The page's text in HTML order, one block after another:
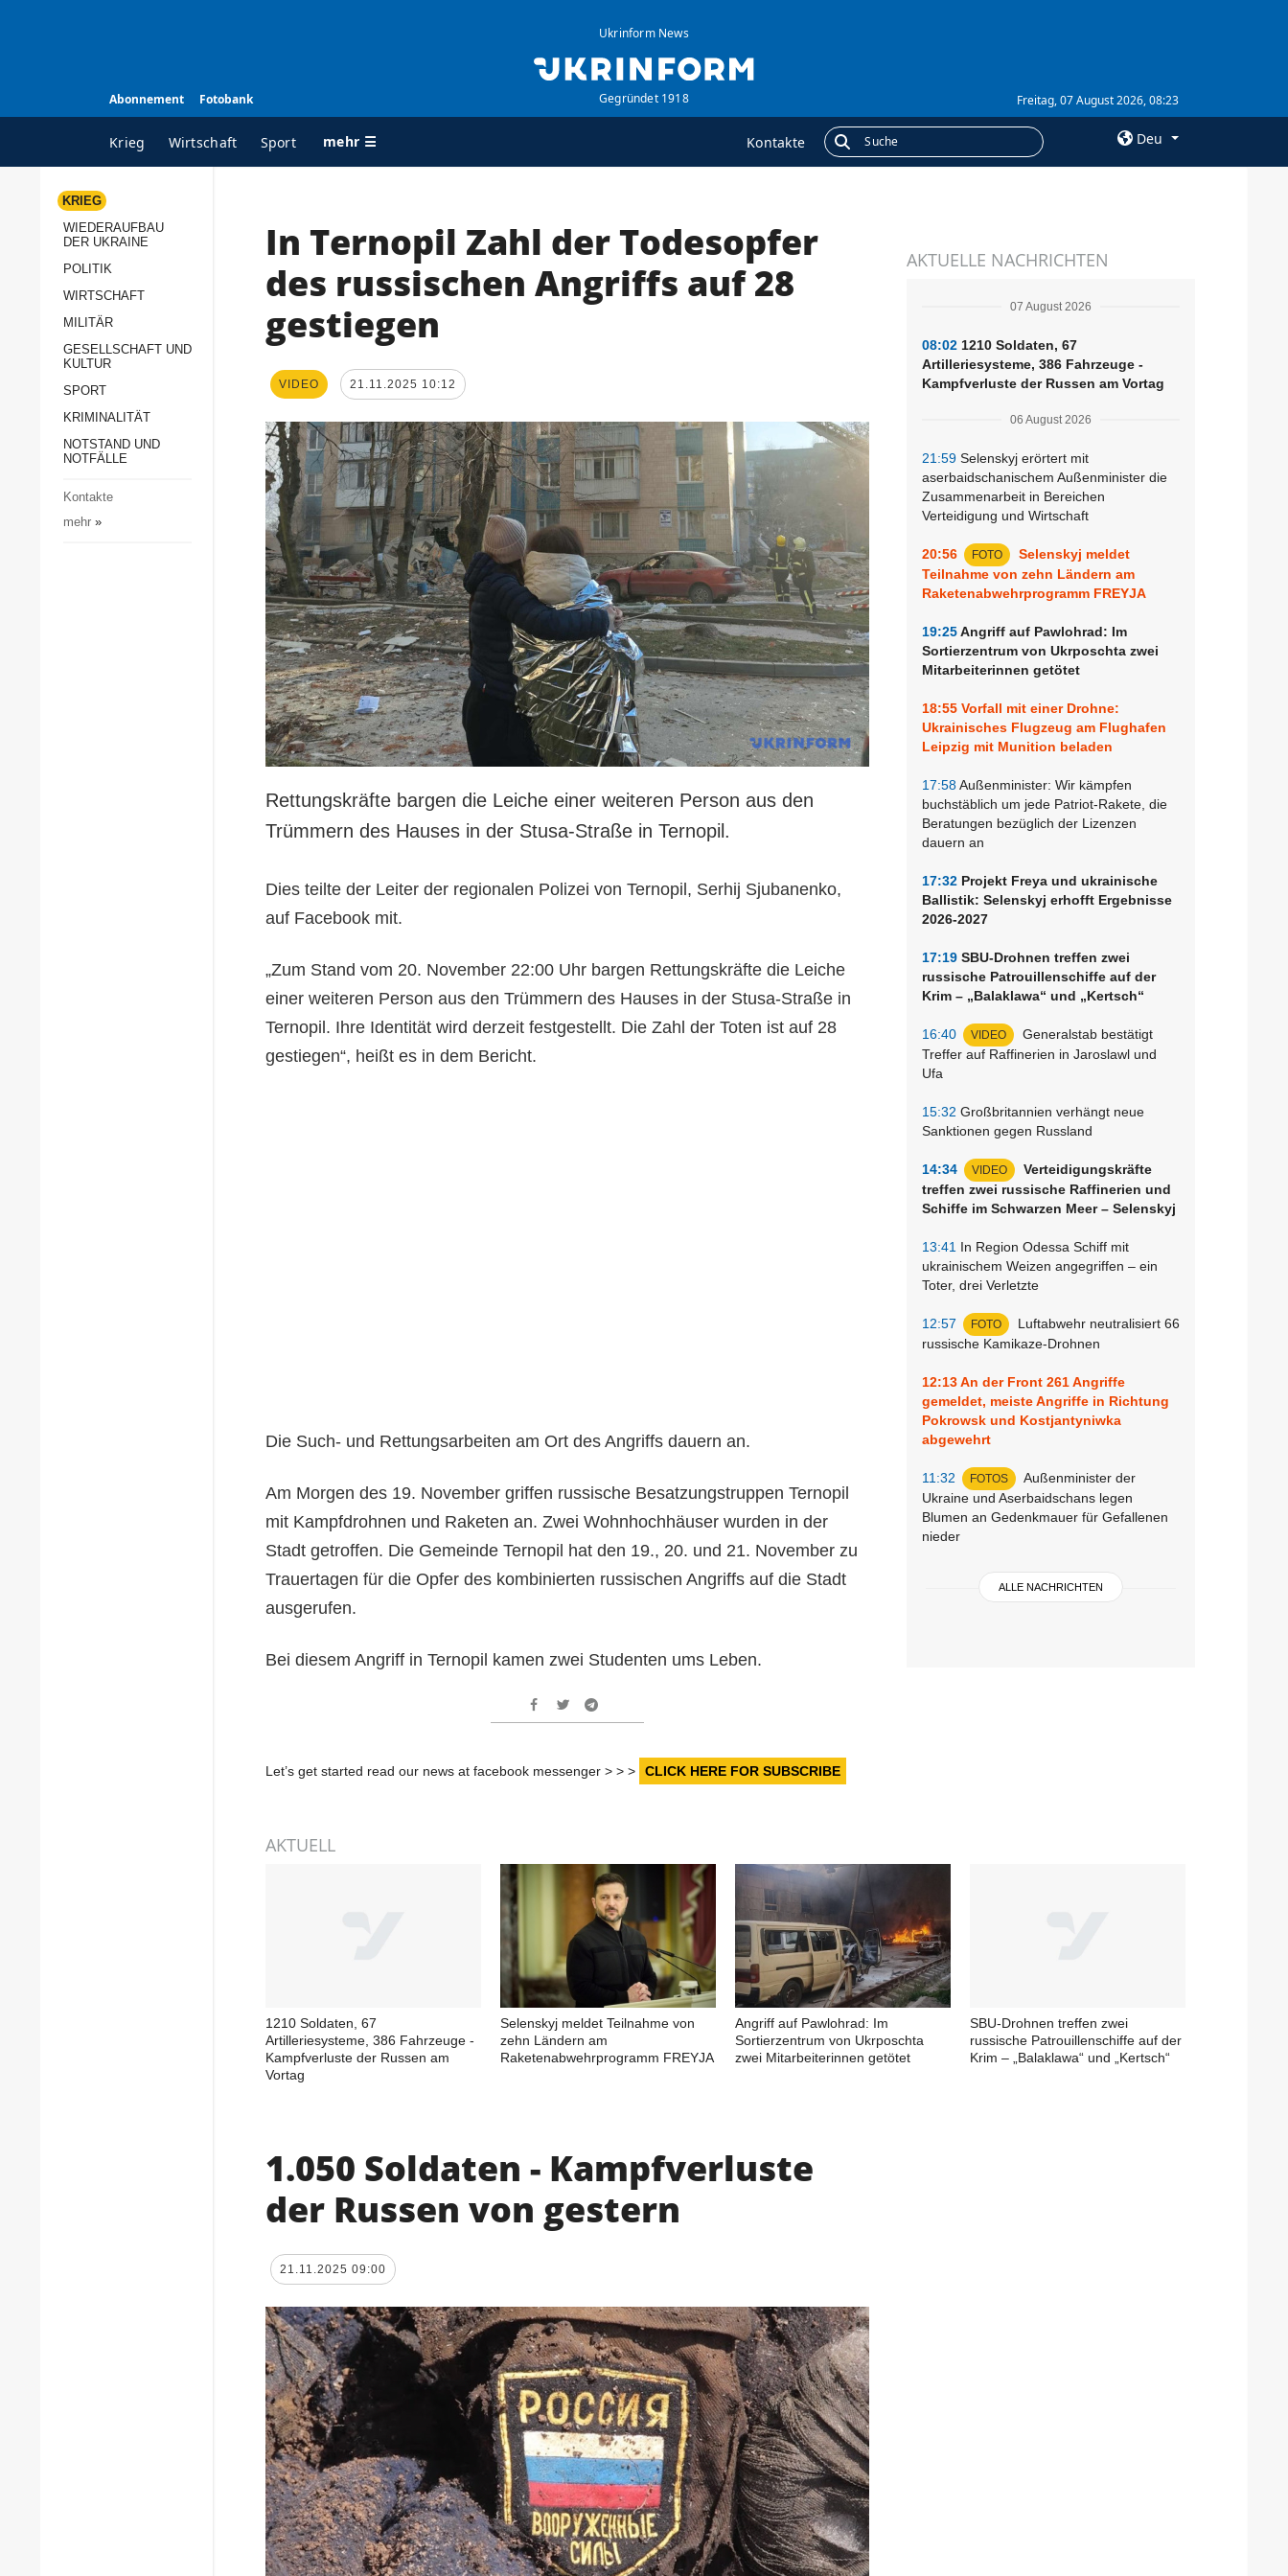
Abonnement Fotobank
Ukrinform News
Gegründet 1918 Freitag, 07 August 2026, 08:23
Krieg Wirtschaft Sport mehr ☰ Kontakte Deu
ALLE RUBRIKEN
Wiederaufbau der
Politik
Militär
Gesellschaft und Kultur
Notstand und Notfälle
AGENTUR
Über uns
Kontakte
services
und zum Schutz
personenbezogener
Daten
ZUSÄTZLICH
Veröffentlichungen
Interview
Abonnement
KRIEG
WIEDERAUFBAU
DER UKRAINE
POLITIK
WIRTSCHAFT
MILITÄR
GESELLSCHAFT UND
KULTUR
SPORT
KRIMINALITÄT
NOTSTAND UND
NOTFÄLLE
Kontakte
mehr»
AKTUELLE NACHRICHTEN
07 August 2026
08:02 1210 Soldaten, 67
Artilleriesysteme, 386 Fahrzeuge -
Kampfverluste der Russen am Vortag
06 August 2026
21:59 Selenskyj erörtert mit
aserbaidschanischem Außenminister die
Zusammenarbeit in Bereichen
Verteidigung und Wirtschaft
20:56 FOTO
Selenskyj meldet
Teilnahme von zehn Ländern am
Raketenabwehrprogramm FREYJA
19:25Angriff auf Pawlohrad: Im
Sortierzentrum von Ukrposchta zwei
Mitarbeiterinnen getötet
18:55 Vorfall mit einer Drohne:
Ukrainisches Flugzeug am Flughafen
Leipzig mit Munition beladen
17:58Außenminister: Wir kämpfen
buchstäblich um jede Patriot-Rakete, die
Beratungen bezüglich der Lizenzen
dauern an
17:32 Projekt Freya und ukrainische
Ballistik: Selenskyj erhofft Ergebnisse
2026-2027
17:19 SBU-Drohnen treffen zwei
russische Patrouillenschiffe auf der
Krim – „Balaklawa“ und „Kertsch“
16:40 VIDEO
Generalstab bestätigt
Treffer auf Raffinerien in Jaroslawl und
Ufa
15:32 Großbritannien verhängt neue
Sanktionen gegen Russland
14:34 VIDEO
Verteidigungskräfte
treffen zwei russische Raffinerien und
Schiffe im Schwarzen Meer – Selenskyj
13:41 In Region Odessa Schiff mit
ukrainischem Weizen angegriffen – ein
Toter, drei Verletzte
12:57 FOTO
Luftabwehr neutralisiert 66
russische Kamikaze-Drohnen
12:13An der Front 261 Angriffe
gemeldet, meiste Angriffe in Richtung
Pokrowsk und Kostjantyniwka
abgewehrt
11:32 FOTOS
Außenminister der
Ukraine und Aserbaidschans legen
Blumen an Gedenkmauer für Gefallenen
nieder
ALLE NACHRICHTEN
In Ternopil Zahl der Todesopfer
des russischen Angriffs auf 28
gestiegen
VIDEO 21.11.2025 10:12
Rettungskräfte bargen die Leiche einer weiteren Person aus den
Trümmern des Hauses in der Stusa-Straße in Ternopil.
Dies teilte der Leiter der regionalen Polizei von Ternopil, Serhij Sjubanenko,
auf Facebook mit.
„Zum Stand vom 20. November 22:00 Uhr bargen Rettungskräfte die Leiche
einer weiteren Person aus den Trümmern des Hauses in der Stusa-Straße in
Ternopil. Ihre Identität wird derzeit festgestellt. Die Zahl der Toten ist auf 28
gestiegen“, heißt es in dem Bericht.
Die Such- und Rettungsarbeiten am Ort des Angriffs dauern an.
Am Morgen des 19. November griffen russische Besatzungstruppen Ternopil
mit Kampfdrohnen und Raketen an. Zwei Wohnhochhäuser wurden in der
Stadt getroffen. Die Gemeinde Ternopil hat den 19., 20. und 21. November zu
Trauertagen für die Opfer des kombinierten russischen Angriffs auf die Stadt
ausgerufen.
Bei diesem Angriff in Ternopil kamen zwei Studenten ums Leben.
Let’s get started read our news at facebook messenger > > > CLICK HERE FOR SUBSCRIBE
AKTUELL
1210 Soldaten, 67
Artilleriesysteme, 386 Fahrzeuge -
Kampfverluste der Russen am
Vortag
Selenskyj meldet Teilnahme von
zehn Ländern am
Raketenabwehrprogramm FREYJA
Angriff auf Pawlohrad: Im
Sortierzentrum von Ukrposchta
zwei Mitarbeiterinnen getötet
SBU-Drohnen treffen zwei
russische Patrouillenschiffe auf der
Krim – „Balaklawa“ und „Kertsch“
1.050 Soldaten - Kampfverluste
der Russen von gestern
21.11.2025 09:00